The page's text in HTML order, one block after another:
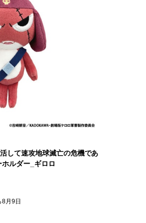
して速攻地球滅亡の危機であ
ルダー_ギロロ
月9日